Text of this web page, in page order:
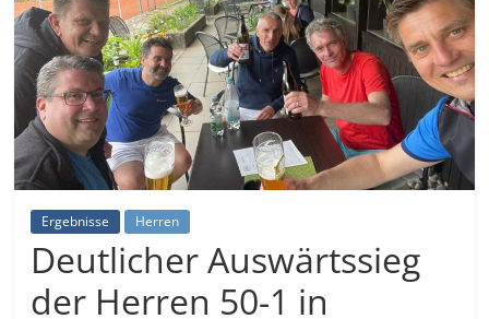
Ergebnisse Herren
Deutlicher Auswärtssieg
der Herren 50-1 in